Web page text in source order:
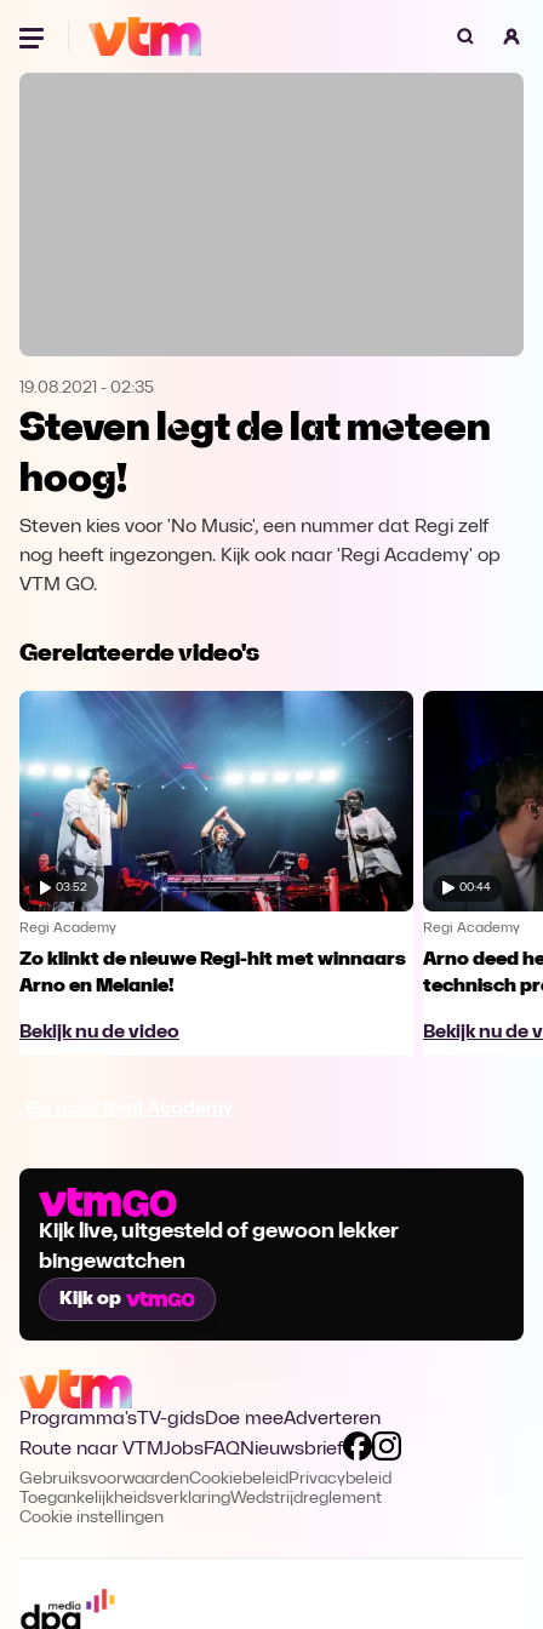
Oeps, browser niet ondersteund
Microsoft Edge Download
19.08.2021 - 02:35
Steven legt de lat meteen
hoog!
Steven kies voor 'No Music', een nummer dat Regi zelf
nog heeft ingezongen. Kijk ook naar 'Regi Academy' op
VTM GO.
Gerelateerde video's
03:52
Regi Academy
Zo klinkt de nieuwe Regi-hit met winnaars
Arno en Melanie!
Bekijk nu de video
00:44
Regi Academy
Arno deed
technisch
Bekijk nu de
Kijk live, uitgesteld of gewoon lekker
bingewatchen
Kijk op
Programma's TV-gidsDoe meeAdverteren
Route naar VTMJobsFAQNieuwsbrief
GebruiksvoorwaardenCookiebeleid Privacybeleid
ToegankelijkheidsverklaringWedstrijdreglement
Cookie instellingen